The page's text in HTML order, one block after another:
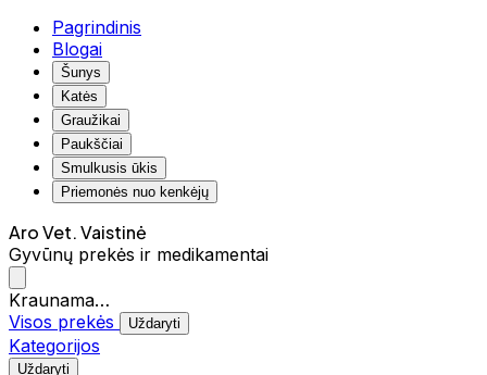
Pagrindinis
Blogai
Šunys
Katės
Graužikai
Paukščiai
Smulkusis ūkis
Priemonės nuo kenkėjų
Aro Vet. Vaistinė
Gyvūnų prekės ir medikamentai
Kraunama…
Visos prekės
Uždaryti
Kategorijos
Uždaryti